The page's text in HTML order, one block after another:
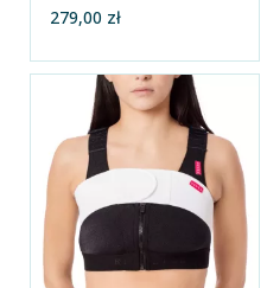
279,00 zł